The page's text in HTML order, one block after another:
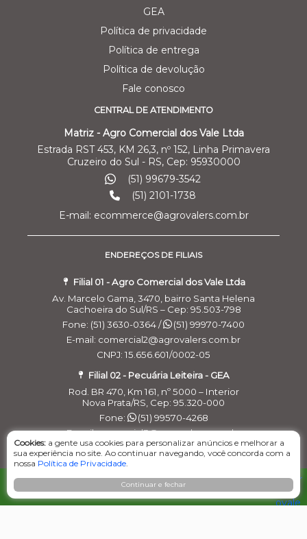
COMPRAR
GEA
Política de privacidade
Política de entrega
Política de devolução
Fale conosco
CENTRAL DE ATENDIMENTO
Matriz - Agro Comercial dos Vale Ltda
Estrada RST 453, KM 26,3, nº 152, Linha Primavera
Cruzeiro do Sul - RS, Cep: 95930000
(51) 99679-3542
(51) 2101-1738
E-mail: ecommerce@agrovalers.com.br
ENDEREÇOS DE FILIAIS
Filial 01 - Agro Comercial dos Vale Ltda
Av. Marcelo Gama, 3470, bairro Santa Helena
Cachoeira do Sul/RS – Cep: 95.503-798
Fone: (51) 3630-0364 /
(51) 99970-7400
E-mail: comercial2@agrovalers.com.br
CNPJ: 15.656.601/0002-05
Filial 02 - Pecuária Leiteira - GEA
Rod. BR 470, Km 161, nº 5000 – Interior
Nova Prata/RS, Cep: 95.320-000
Fone:
(51) 99570-4268
E-mail: comercial3@agrovalers.com.br
CNPJ: 15.656.601/0003-96
Filial 03 - Agro Comercial dos Vales Ltda
Rua Belchior Silva Dias, 215 – Bairro Industrial
Cookies: a gente usa cookies para personalizar anúncios e melhorar a
sua experiência no site. Ao continuar navegando, você concorda com a
nossa Política de Privacidade.
Continuar e fechar